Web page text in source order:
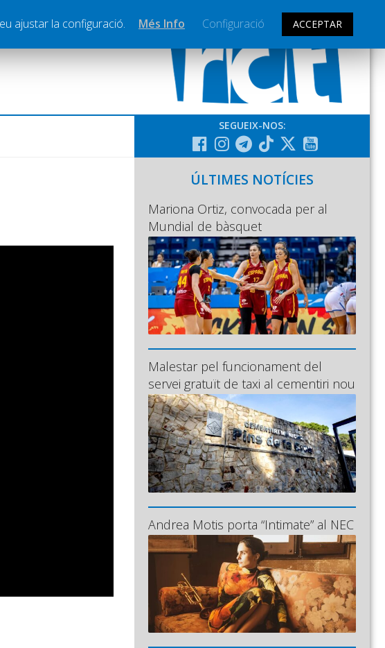
SEGUEIX-NOS:
ÚLTIMES NOTÍCIES
Mariona Ortiz, convocada per al
Mundial de bàsquet
Malestar pel funcionament del
servei gratuït de taxi al cementiri nou
Andrea Motis porta “Intimate” al NEC
ajustar la configuració. Més Info Configuració ACCEPTAR